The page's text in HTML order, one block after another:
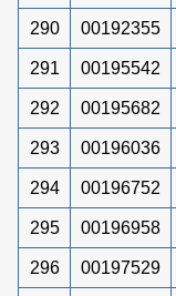
290 00192355
291 00195542
292 00195682
293 00196036
294 00196752
295 00196958
296 00197529